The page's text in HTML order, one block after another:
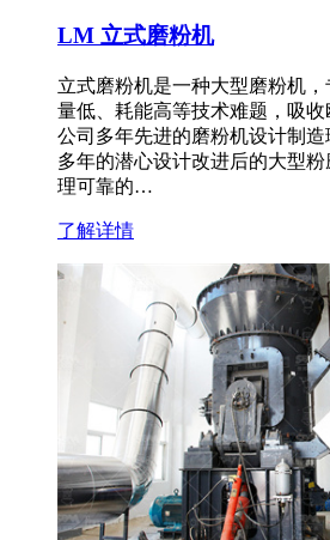
LM 立式磨粉机
立式磨粉机是一种大型磨粉机
量低、耗能高等技术难题，吸
公司多年先进的磨粉机设计制
多年的潜心设计改进后的大型
理可靠的…
了解详情